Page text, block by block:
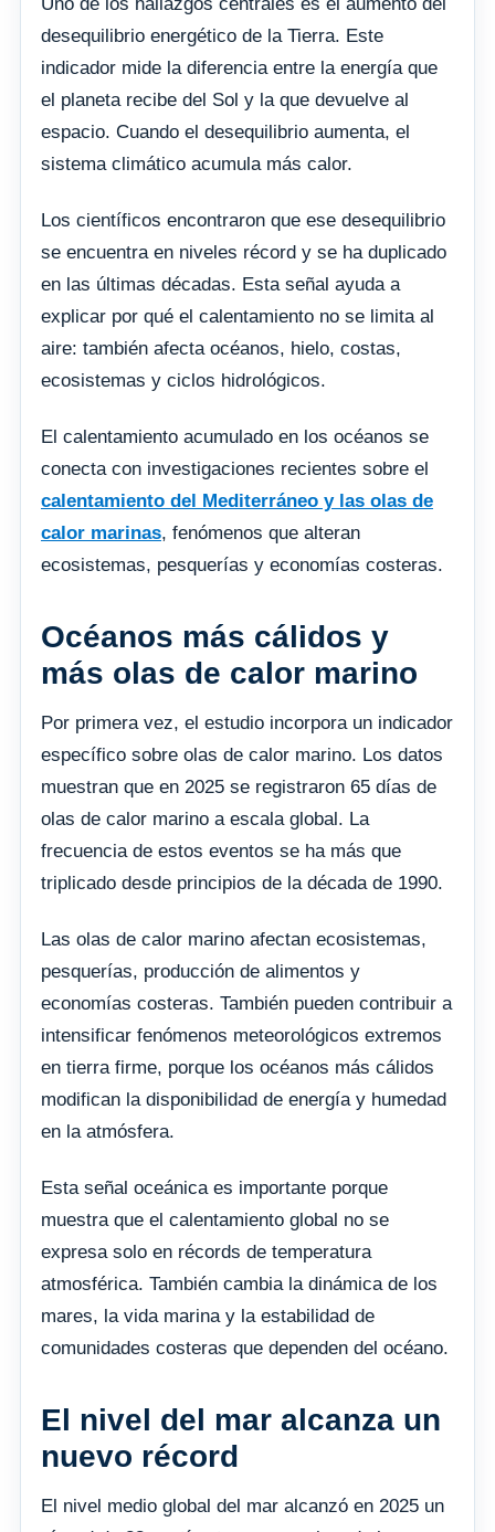
desequilibrio energético de la Tierra. Este
indicador mide la diferencia entre la energía que
el planeta recibe del Sol y la que devuelve al
espacio. Cuando el desequilibrio aumenta, el
sistema climático acumula más calor.
Los científicos encontraron que ese desequilibrio
se encuentra en niveles récord y se ha duplicado
en las últimas décadas. Esta señal ayuda a
explicar por qué el calentamiento no se limita al
aire: también afecta océanos, hielo, costas,
ecosistemas y ciclos hidrológicos.
El calentamiento acumulado en los océanos se
conecta con investigaciones recientes sobre el
calentamiento del Mediterráneo y las olas de
calor marinas, fenómenos que alteran
ecosistemas, pesquerías y economías costeras.
Océanos más cálidos y
más olas de calor marino
Por primera vez, el estudio incorpora un indicador
específico sobre olas de calor marino. Los datos
muestran que en 2025 se registraron 65 días de
olas de calor marino a escala global. La
frecuencia de estos eventos se ha más que
triplicado desde principios de la década de 1990.
Las olas de calor marino afectan ecosistemas,
pesquerías, producción de alimentos y
economías costeras. También pueden contribuir a
intensificar fenómenos meteorológicos extremos
en tierra firme, porque los océanos más cálidos
modifican la disponibilidad de energía y humedad
en la atmósfera.
Esta señal oceánica es importante porque
muestra que el calentamiento global no se
expresa solo en récords de temperatura
atmosférica. También cambia la dinámica de los
mares, la vida marina y la estabilidad de
comunidades costeras que dependen del océano.
El nivel del mar alcanza un
nuevo récord
El nivel medio global del mar alcanzó en 2025 un